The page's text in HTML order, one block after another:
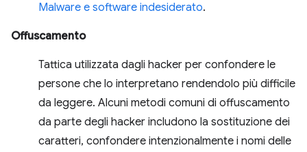
Malware e software indesiderato.
Offuscamento
Tattica utilizzata dagli hacker per confondere le
persone che lo interpretano rendendolo più difficile
da leggere. Alcuni metodi comuni di offuscamento
da parte degli hacker includono la sostituzione dei
caratteri, confondere intenzionalmente i nomi delle